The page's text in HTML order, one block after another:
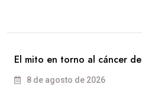
El mito en torno al cáncer de
8 de agosto de 2026